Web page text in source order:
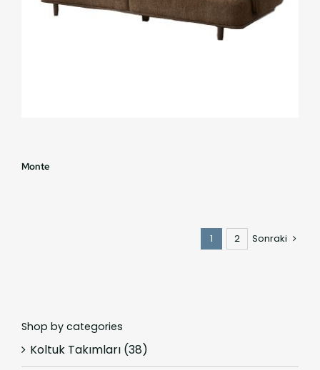
Monte
1 2 Sonraki
Shop by categories
Koltuk Takımları (38)